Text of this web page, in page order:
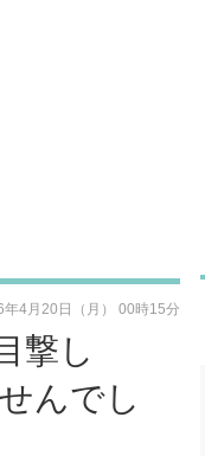
撃し
んでし
年4月20日（月） 00時15分